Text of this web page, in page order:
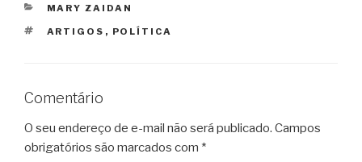
CATEGORIAS
MARY ZAIDAN
TAGS
ARTIGOS , POLÍTICA
Comentário
O seu endereço de e-mail não será publicado. Campos
obrigatórios são marcados com *